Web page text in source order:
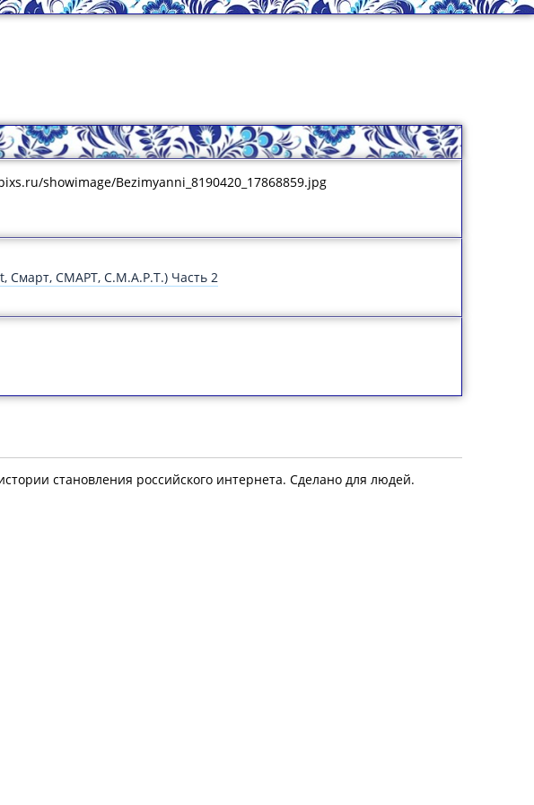
showimage/Bezimyanni_8190420_17868859.jpg
Смарт, СМАРТ, С.М.А.Р.Т.) Часть 2
становления российского интернета. Сделано для людей.